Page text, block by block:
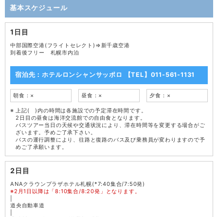
基本スケジュール
1日目
中部国際空港(フライトセレクト)⇒新千歳空港
到着後フリー 札幌市内泊
宿泊先：ホテルロンシャンサッポロ 【TEL】011-561-1131
朝食：× 昼食：× 夕食：×
上記( )内の時間は各施設での予定滞在時間です。
2日目の昼食は海洋交流館での自由食となります。
バスツアー当日の天候や交通状況により、滞在時間等を変更する場合がご
ざいます。予めご了承下さい。
バスの運行調整により、往路と復路のバス及び乗務員が変わりますので予
めご了承願います。
2日目
ANAクラウンプラザホテル札幌(*7:40集合/7:50発)
※2月1日以降は「8:10集合/8:20発」となります。
道央自動車道